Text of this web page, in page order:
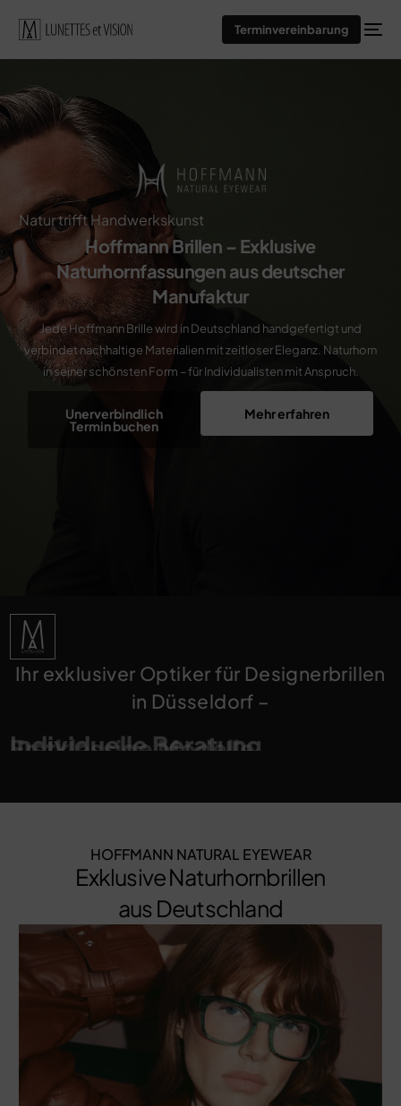
Terminvereinbarung
Natur trifft Handwerkskunst
Hoffmann Brillen – Exklusive
Naturhornfassungen aus deutscher
Manufaktur
Jede Hoffmann Brille wird in Deutschland handgefertigt und
verbindet nachhaltige Materialien mit zeitloser Eleganz. Naturhorn
in seiner schönsten Form – für Individualisten mit Anspruch.
Unerverbindlich
Termin buchen
Mehr erfahren
Individuelle Beratung
Ihr exklusiver Optiker für Designerbrillen
in Düsseldorf –
HOFFMANN NATURAL EYEWEAR
Exklusive Naturhornbrillen
aus Deutschland